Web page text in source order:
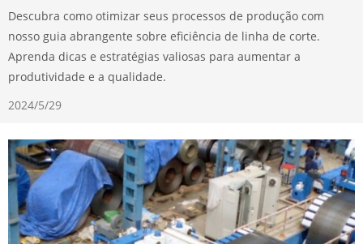
Descubra como otimizar seus processos de produção com
nosso guia abrangente sobre eficiência de linha de corte.
Aprenda dicas e estratégias valiosas para aumentar a
produtividade e a qualidade.
2024/5/29